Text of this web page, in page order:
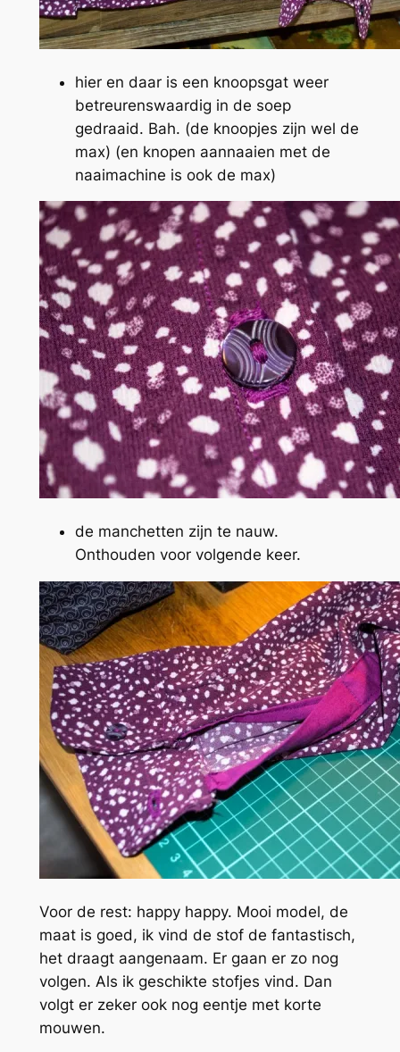
hier en daar is een knoopsgat weer
betreurenswaardig in de soep
gedraaid. Bah. (de knoopjes zijn wel de
max) (en knopen aannaaien met de
naaimachine is ook de max)
de manchetten zijn te nauw.
Onthouden voor volgende keer.
Voor de rest: happy happy. Mooi model, de
maat is goed, ik vind de stof de fantastisch,
het draagt aangenaam. Er gaan er zo nog
volgen. Als ik geschikte stofjes vind. Dan
volgt er zeker ook nog eentje met korte
mouwen.